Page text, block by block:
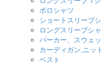
ポロシャツ
ショートスリーブ
ロングスリーブシ
パーカー、スウェ
カーディガン,ニッ
ベスト